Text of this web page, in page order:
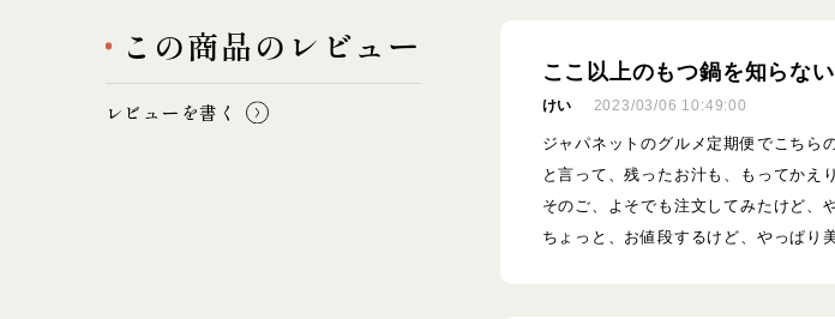
この商品のレビュー
レビューを書く
ここ以上のもつ鍋を知らない
けい 2023/03/06 10:49:00
ジャパネットのグルメ定期便でこちら
と言って、残ったお汁も、もってかえ
そのご、よそでも注文してみたけど、
ちょっと、お値段するけど、やっぱり